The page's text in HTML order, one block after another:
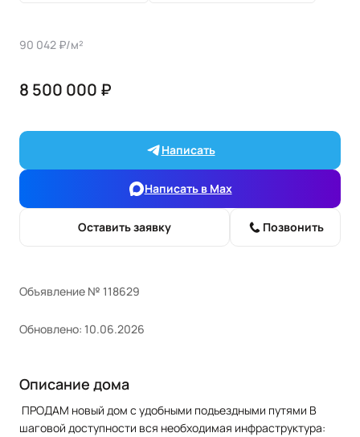
90 042 ₽/м²
8 500 000 ₽
Написать
Написать в Max
Оставить заявку Позвонить
Объявление № 118629
Обновлено: 10.06.2026
Описание дома
ПРОДАМ новый дом с удобными подьездными путями В
шаговой доступности вся необходимая инфраструктура: